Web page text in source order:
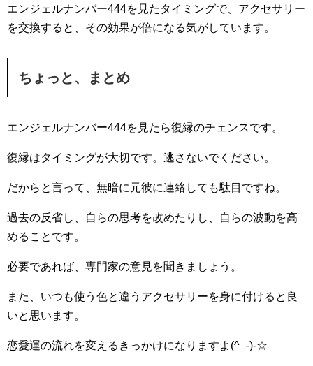
エンジェルナンバー444を見たタイミングで、アクセサリー
を交換すると、その効果が倍になる気がしています。
ちょっと、まとめ
エンジェルナンバー444を見たら復縁のチェンスです。
復縁はタイミングが大切です。逃さないでください。
だからと言って、無暗に元彼に連絡しても駄目ですね。
過去の反省し、自らの思考を改めたりし、自らの波動を高
めることです。
必要であれば、専門家の意見を聞きましょう。
また、いつも使う色と違うアクセサリーを身に付けると良
いと思います。
恋愛運の流れを変えるきっかけになりますよ(^_-)-☆